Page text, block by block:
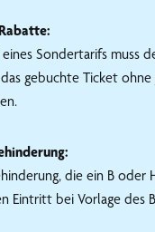
Sondertarifs muss
gebuchte Ticket ohne
die ein B oder
Eintritt bei Vorlage des